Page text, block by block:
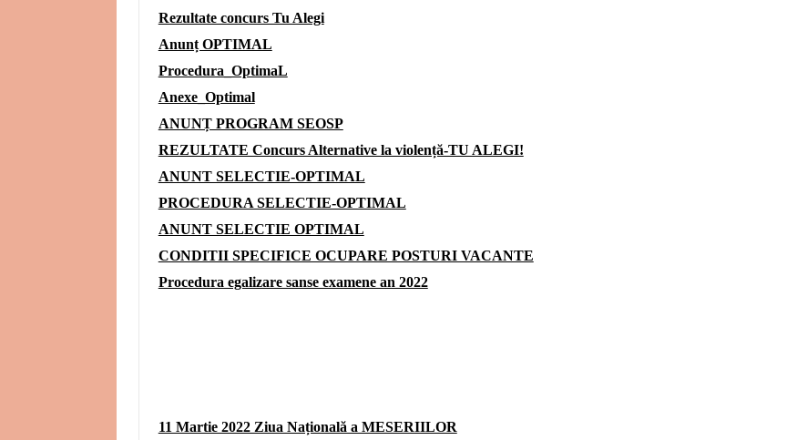
Rezultate concurs Tu Alegi
Anunț OPTIMAL
Procedura_OptimaL
Anexe_Optimal
ANUNȚ PROGRAM SEOSP
REZULTATE Concurs Alternative la violență-TU ALEGI!
ANUNT SELECTIE-OPTIMAL
PROCEDURA SELECTIE-OPTIMAL
ANUNT SELECTIE OPTIMAL
CONDITII SPECIFICE OCUPARE POSTURI VACANTE
Procedura egalizare sanse examene an 2022
11 Martie 2022 Ziua Națională a MESERIILOR